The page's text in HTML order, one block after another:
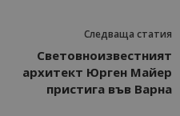
Следваща статия
Световноизвестният
архитект Юрген Майер
пристига във Варна